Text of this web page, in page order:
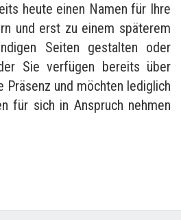
heute einen Namen für Ihre
und erst zu einem späterem
Seiten gestalten oder
Sie verfügen bereits über
Präsenz und möchten lediglich
für sich in Anspruch nehmen